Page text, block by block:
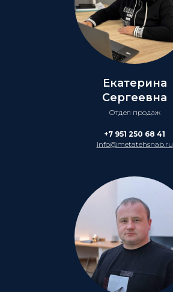
Екатерина
Сергеевна
Отдел продаж
+7 951 250 68 41
info@metatehsnab.ru